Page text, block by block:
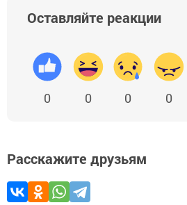
Оставляйте реакции
0 0 0 0
Расскажите друзьям